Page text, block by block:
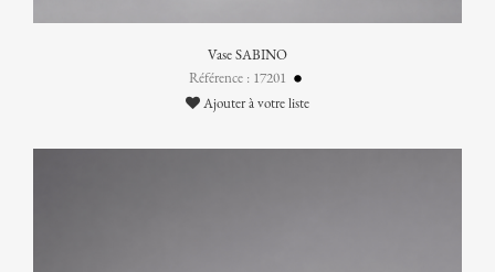
Vase SABINO
Référence : 17201
Ajouter à votre liste